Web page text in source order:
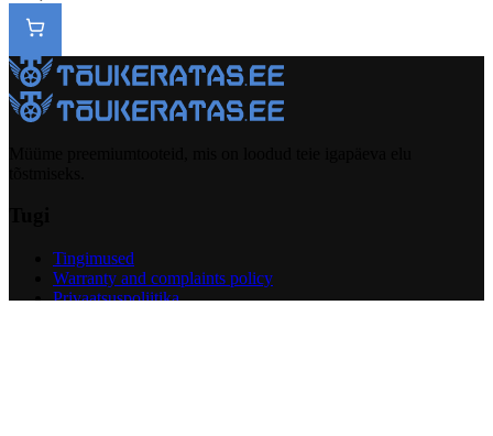
Tingimused
Warranty and complaints policy
Privaatsuspoliitika